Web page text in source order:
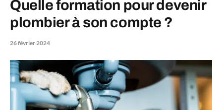
Quelle formation pour devenir
plombier à son compte ?
26 février 2024